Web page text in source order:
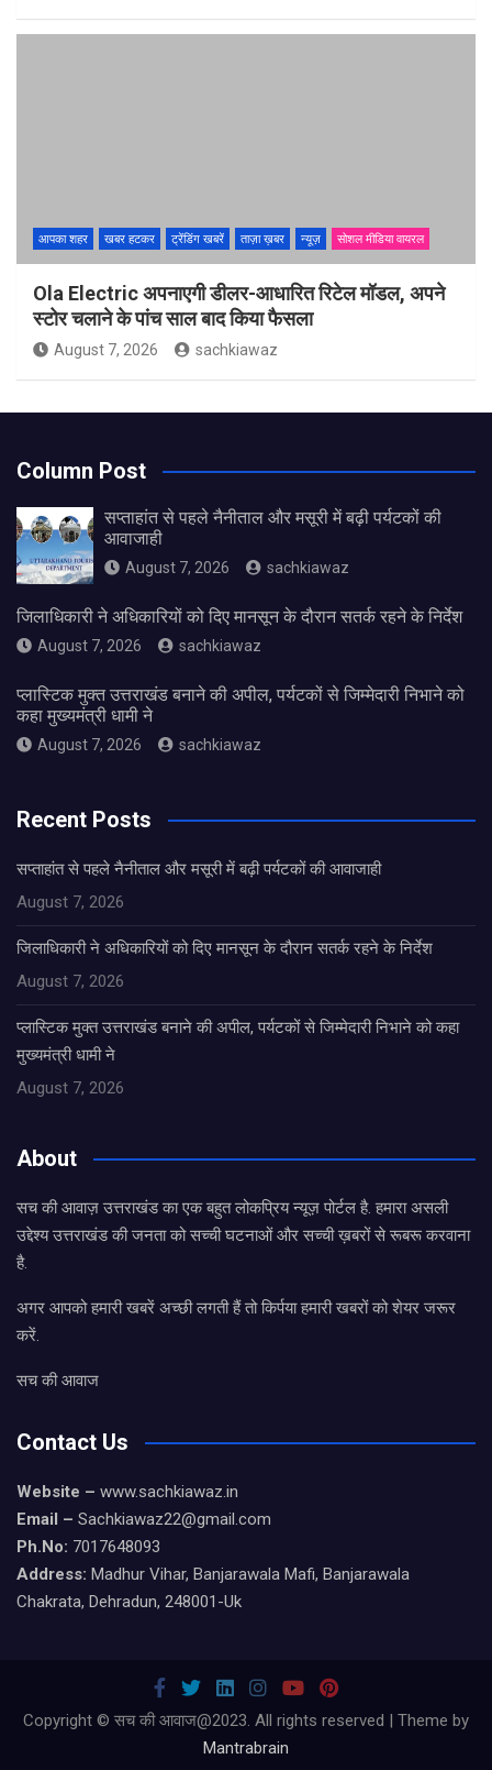
आपका शहर खबर हटकर ट्रेंडिंग खबरें ताज़ा ख़बर न्यूज़ सोशल मीडिया वायरल
Ola Electric अपनाएगी डीलर-आधारित रिटेल मॉडल, अपने
स्टोर चलाने के पांच साल बाद किया फैसला
August 7, 2026 sachkiawaz
Column Post
सप्ताहांत से पहले नैनीताल और मसूरी में बढ़ी पर्यटकों की
आवाजाही
August 7, 2026 sachkiawaz
जिलाधिकारी ने अधिकारियों को दिए मानसून के दौरान सतर्क रहने के निर्देश
August 7, 2026 sachkiawaz
प्लास्टिक मुक्त उत्तराखंड बनाने की अपील, पर्यटकों से जिम्मेदारी निभाने को
कहा मुख्यमंत्री धामी ने
August 7, 2026 sachkiawaz
Recent Posts
सप्ताहांत से पहले नैनीताल और मसूरी में बढ़ी पर्यटकों की आवाजाही
August 7, 2026
जिलाधिकारी ने अधिकारियों को दिए मानसून के दौरान सतर्क रहने के निर्देश
August 7, 2026
प्लास्टिक मुक्त उत्तराखंड बनाने की अपील, पर्यटकों से जिम्मेदारी निभाने को कहा
मुख्यमंत्री धामी ने
August 7, 2026
About
सच की आवाज़ उत्तराखंड का एक बहुत लोकप्रिय न्यूज़ पोर्टल है. हमारा असली
उद्देश्य उत्तराखंड की जनता को सच्ची घटनाओं और सच्ची ख़बरों से रूबरू करवाना
है.
अगर आपको हमारी खबरें अच्छी लगती हैं तो किर्पया हमारी खबरों को शेयर जरूर
करें.
सच की आवाज
Contact Us
Website – www.sachkiawaz.in
Email – Sachkiawaz22@gmail.com
Ph.No: 7017648093
Address: Madhur Vihar, Banjarawala Mafi, Banjarawala
Chakrata, Dehradun, 248001-Uk
Copyright © सच की आवाज@2023. All rights reserved | Theme by
Mantrabrain